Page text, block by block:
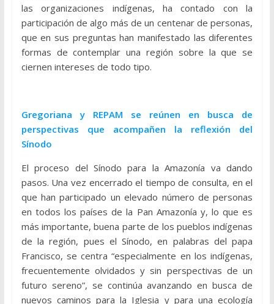
las organizaciones indígenas, ha contado con la
participación de algo más de un centenar de personas,
que en sus preguntas han manifestado las diferentes
formas de contemplar una región sobre la que se
ciernen intereses de todo tipo.
Gregoriana y REPAM se reúnen en busca de
perspectivas que acompañen la reflexión del
Sínodo
El proceso del Sínodo para la Amazonía va dando
pasos. Una vez encerrado el tiempo de consulta, en el
que han participado un elevado número de personas
en todos los países de la Pan Amazonía y, lo que es
más importante, buena parte de los pueblos indígenas
de la región, pues el Sínodo, en palabras del papa
Francisco, se centra “especialmente en los indígenas,
frecuentemente olvidados y sin perspectivas de un
futuro sereno”, se continúa avanzando en busca de
nuevos caminos para la Iglesia y para una ecología